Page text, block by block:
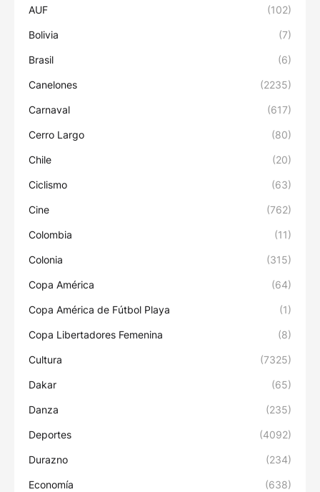
AUF (102)
Bolivia (7)
Brasil (6)
Canelones (2235)
Carnaval (617)
Cerro Largo (80)
Chile (20)
Ciclismo (63)
Cine (762)
Colombia (11)
Colonia (315)
Copa América (64)
Copa América de Fútbol Playa (1)
Copa Libertadores Femenina (8)
Cultura (7325)
Dakar (65)
Danza (235)
Deportes (4092)
Durazno (234)
Economía (638)